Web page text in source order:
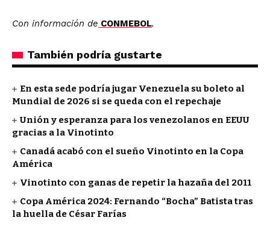
Con información de CONMEBOL.
También podría gustarte
En esta sede podría jugar Venezuela su boleto al
Mundial de 2026 si se queda con el repechaje
Unión y esperanza para los venezolanos en EEUU
gracias a la Vinotinto
Canadá acabó con el sueño Vinotinto en la Copa
América
Vinotinto con ganas de repetir la hazaña del 2011
Copa América 2024: Fernando “Bocha” Batista tras
la huella de César Farías